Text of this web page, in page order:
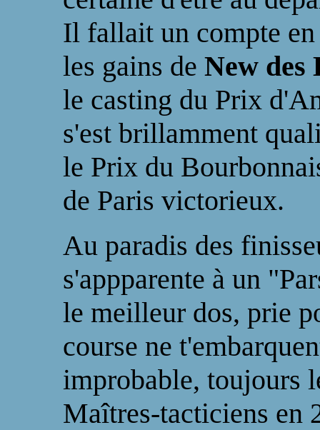
Il fallait un compte en
les gains de New des
le casting du Prix
s'est brillamment
le Prix du
de Paris victorieux.
Au paradis des
s'appparente à un
le meilleur dos, prie
course ne
improbable, toujours
Maîtres-tacticiens en